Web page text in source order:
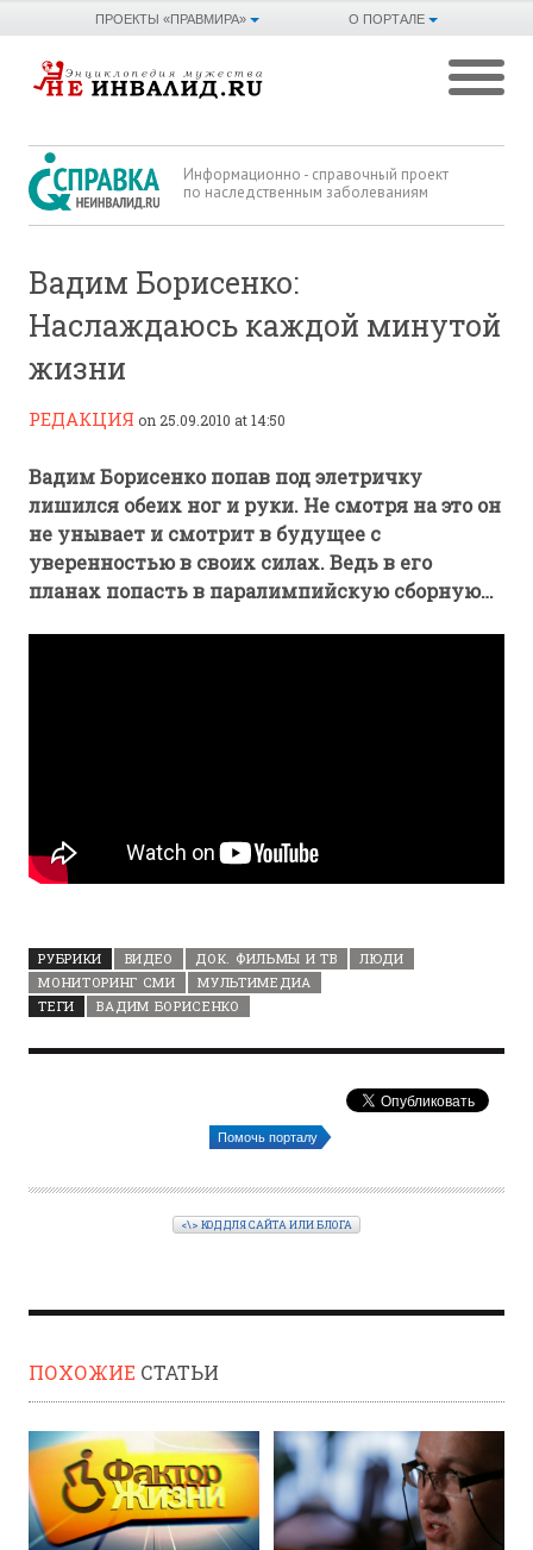
О ПОРТАЛЕ
ПРОЕКТЫ «ПРАВМИРА»
Информационно - справочный проект
по наследственным заболеваниям
Вадим Борисенко:
Наслаждаюсь каждой минутой
жизни
РЕДАКЦИЯ on 25.09.2010 at 14:50
Вадим Борисенко попав под элетричку
лишился обеих ног и руки. Не смотря на это он
не унывает и смотрит в будущее с
уверенностью в своих силах. Ведь в его
планах попасть в паралимпийскую сборную…
РУБРИКИ ВИДЕО ДОК. ФИЛЬМЫ И ТВ
ЛЮДИ
МОНИТОРИНГ СМИ
МУЛЬТИМЕДИА
ТЕГИ
ВАДИМ БОРИСЕНКО
Помочь порталу
<\> КОД ДЛЯ САЙТА ИЛИ БЛОГА
ПОХОЖИЕ СТАТЬИ